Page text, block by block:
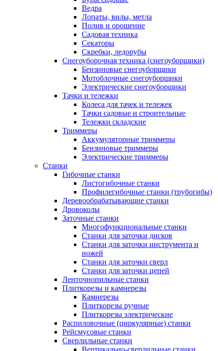
Ведра
Лопаты, вилы, метла
Полив и орошение
Садовая техника
Секаторы
Скребки, ледорубы
Снегоуборочная техника (снегоуборщики)
Бензиновые снегоуборщики
Мотоблочные снегоуборщики
Электрические снегоуборщики
Тачки и тележки
Колеса для тачек и тележек
Тачки садовые и строительные
Тележки складские
Триммеры
Аккумуляторные триммеры
Бензиновые триммеры
Электрические триммеры
Станки
Гибочные станки
Листогибочные станки
Профилегибочные станки (трубогибы)
Деревообрабатывающие станки
Дровоколы
Заточные станки
Многофункциональные станки
Станки для заточки дисков
Станки для заточки инструмента и
ножей
Станки для заточки сверл
Станки для заточки цепей
Ленточнопильные станки
Плиткорезы и камнерезы
Камнерезы
Плиткорезы ручные
Плиткорезы электрические
Распиловочные (циркулярные) станки
Рейсмусовые станки
Сверлильные станки
Вертикально-сверлильные станки